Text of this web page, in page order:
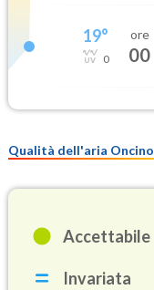
19°
0
ore
00
Qualità dell'aria Oncino
Accettabile
Invariata